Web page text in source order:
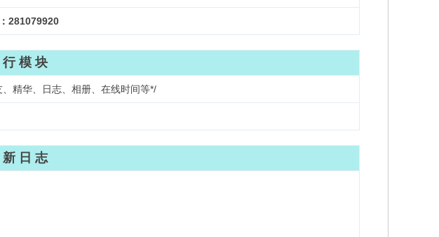
281079920
行 模 块
精华、日志、相册、在线时间等*/
新 日 志